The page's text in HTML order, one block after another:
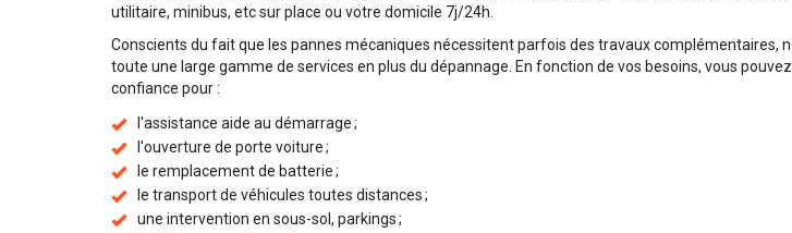
utilitaire, minibus, etc sur place ou votre domicile 7j/24h.
Conscients du fait que les pannes mécaniques nécessitent parfois des travaux complémentaires,
toute une large gamme de services en plus du dépannage. En fonction de vos besoins, vous
confiance pour :
l'assistance aide au démarrage ;
l'ouverture de porte voiture ;
le remplacement de batterie ;
le transport de véhicules toutes distances ;
une intervention en sous-sol, parkings ;